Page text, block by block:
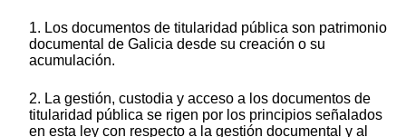
1. Los documentos de titularidad pública son patrimonio
documental de Galicia desde su creación o su
acumulación.
2. La gestión, custodia y acceso a los documentos de
titularidad pública se rigen por los principios señalados
en esta ley con respecto a la gestión documental y al